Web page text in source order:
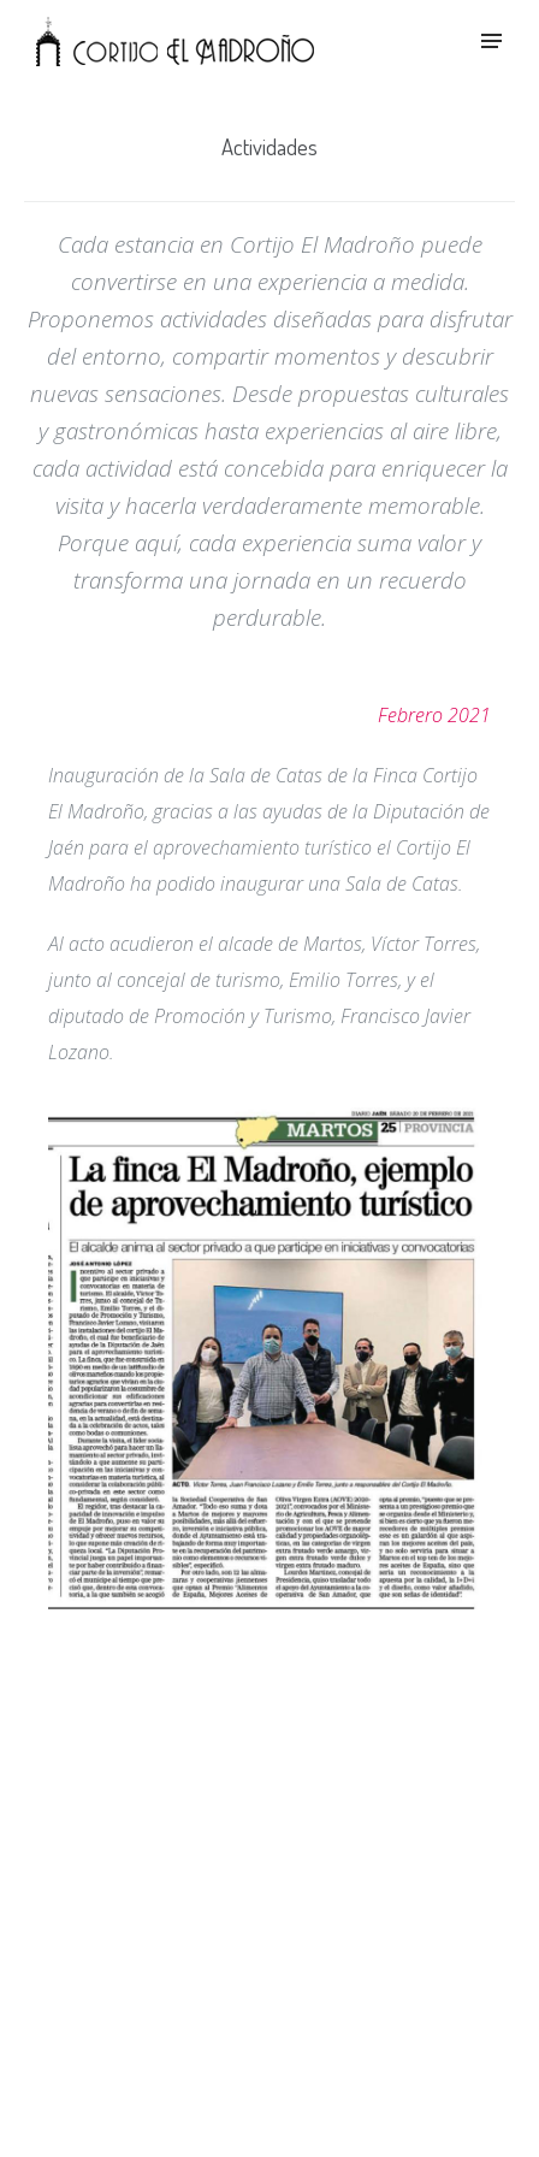
Actividades
Cada estancia en Cortijo El Madroño puede
convertirse en una experiencia a medida.
Proponemos actividades diseñadas para disfrutar
del entorno, compartir momentos y descubrir
nuevas sensaciones. Desde propuestas culturales
y gastronómicas hasta experiencias al aire libre,
cada actividad está concebida para enriquecer la
visita y hacerla verdaderamente memorable.
Porque aquí, cada experiencia suma valor y
transforma una jornada en un recuerdo
perdurable.
Febrero 2021
Inauguración de la Sala de Catas de la Finca Cortijo
El Madroño, gracias a las ayudas de la Diputación de
Jaén para el aprovechamiento turístico el Cortijo El
Madroño ha podido inaugurar una Sala de Catas.
Al acto acudieron el alcade de Martos, Víctor Torres,
junto al concejal de turismo, Emilio Torres, y el
diputado de Promoción y Turismo, Francisco Javier
Lozano.